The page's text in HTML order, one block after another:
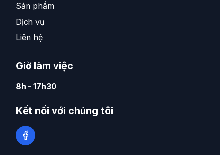
Sản phẩm
Dịch vụ
Liên hệ
Giờ làm việc
8h - 17h30
Kết nối với chúng tôi